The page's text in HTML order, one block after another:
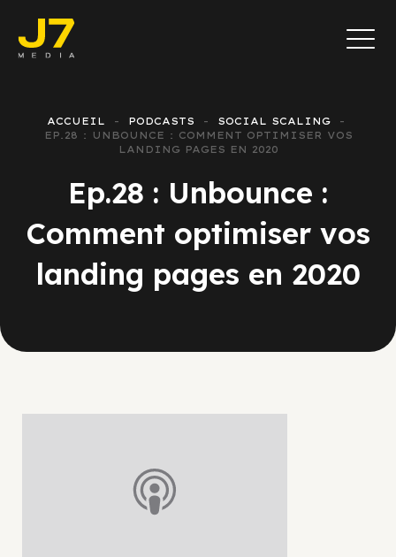
ACCUEIL PODCASTS
SOCIAL SCALING
EP.28 : UNBOUNCE : COMMENT OPTIMISER VOS
LANDING PAGES EN 2020
Ep.28 : Unbounce :
Comment optimiser vos
landing pages en 2020